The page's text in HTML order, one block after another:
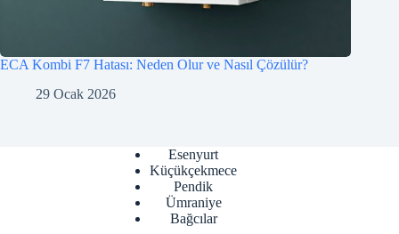
ECA Kombi F7 Hatası: Neden Olur ve Nasıl Çözülür?
29 Ocak 2026
Esenyurt
Küçükçekmece
Pendik
Ümraniye
Bağcılar